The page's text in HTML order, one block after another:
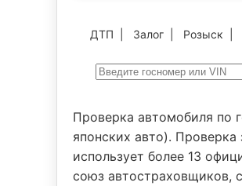
ДТП Залог| Розыск
Проверка автомобиля по
японских авто).
использует более 13
союз автостраховщиков,